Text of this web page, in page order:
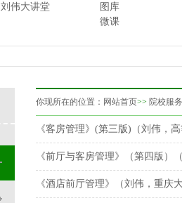
刘伟大讲堂
图库
微课
你现所在的位置： 网站首页>> 院校服务
《客房管理》(第三版)（刘伟，
《前厅与客房管理》（第四版）
《酒店前厅管理》（刘伟，重庆